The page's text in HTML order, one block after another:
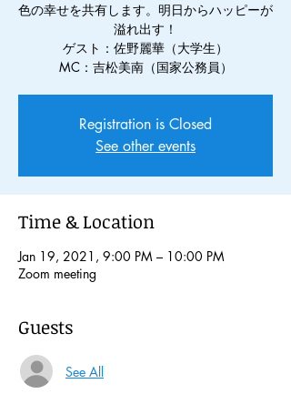
色の幸せを共有します。明日からハッピーが
溢れ出す！
ゲスト：佐野麗華（大学生）
MC：吉松美南（国家公務員）
Registration is Closed
See other events
Time & Location
Jan 19, 2021, 9:00 PM – 10:00 PM
Zoom meeting
Guests
See All